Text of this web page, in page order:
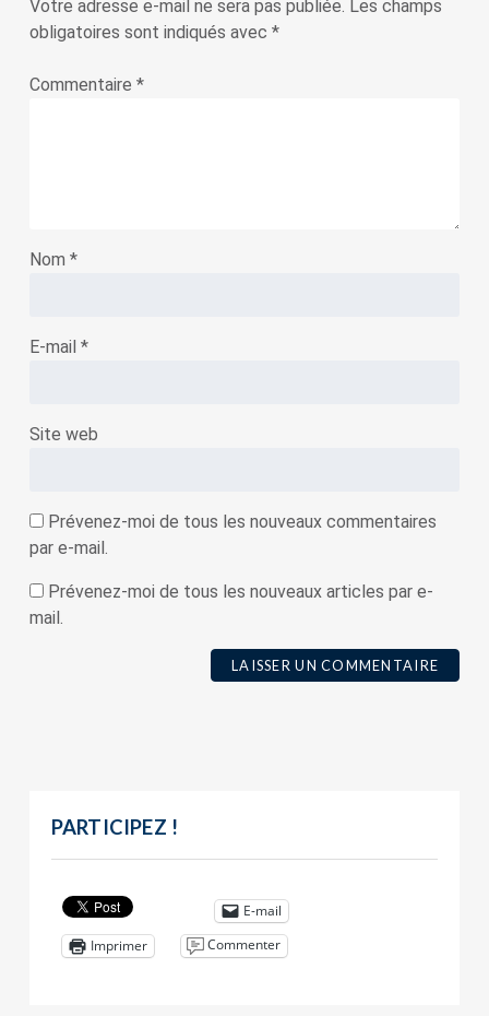
Votre adresse e-mail ne sera pas publiée. Les champs
obligatoires sont indiqués avec *
Commentaire *
Nom *
E-mail *
Site web
Prévenez-moi de tous les nouveaux commentaires
par e-mail.
Prévenez-moi de tous les nouveaux articles par e-
mail.
PARTICIPEZ !
E-mail
Imprimer
Commenter